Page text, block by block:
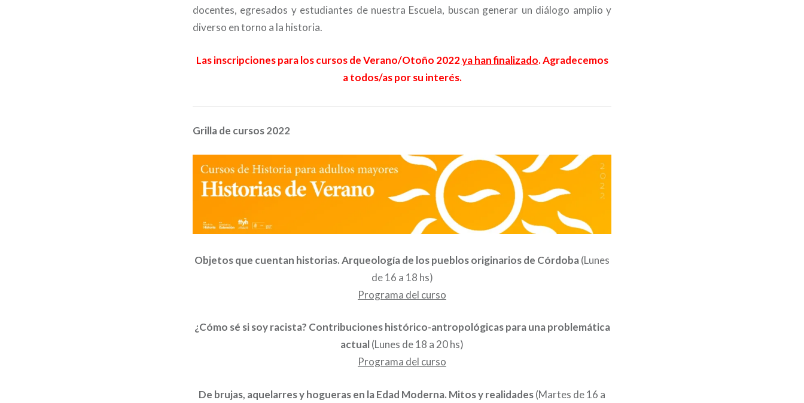
docentes, egresados y estudiantes de nuestra Escuela, buscan generar un diálogo amplio y
diverso en torno a la historia.
Las inscripciones para los cursos de Verano/Otoño 2022ya han finalizado. Agradecemos
a todos/as por su interés.
Grilla de cursos 2022
Objetos que cuentan historias. Arqueología de los pueblos originarios de Córdoba(Lunes
de 16 a 18 hs)
Programa del curso
¿Cómo sé si soy racista? Contribuciones histórico-antropológicas para una problemática
actual(Lunes de 18 a 20 hs)
Programa del curso
De brujas, aquelarres y hogueras en la Edad Moderna. Mitos y realidades(Martes de 16 a